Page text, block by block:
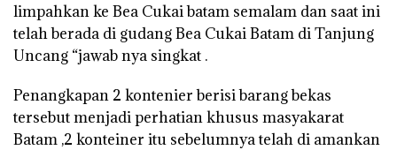
limpahkan ke Bea Cukai batam semalam dan saat ini
telah berada di gudang Bea Cukai Batam di Tanjung
Uncang “jawab nya singkat .
Penangkapan 2 kontenier berisi barang bekas
tersebut menjadi perhatian khusus masyakarat
Batam ,2 konteiner itu sebelumnya telah di amankan